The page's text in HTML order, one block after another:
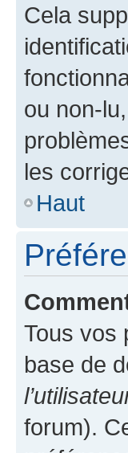
Cela
ou non-
les
Haut
Tous vos
base de
forum).